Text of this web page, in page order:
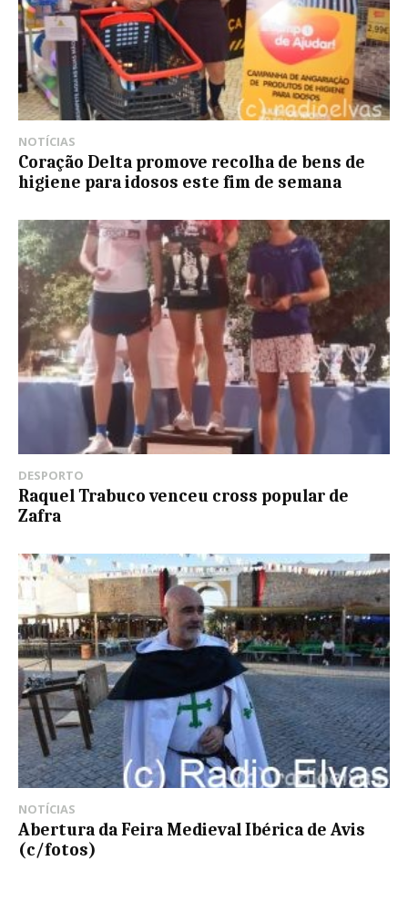
NOTÍCIAS
Coração Delta promove recolha de bens de
higiene para idosos este fim de semana
DESPORTO
Raquel Trabuco venceu cross popular de
Zafra
NOTÍCIAS
Abertura da Feira Medieval Ibérica de Avis
(c/fotos)